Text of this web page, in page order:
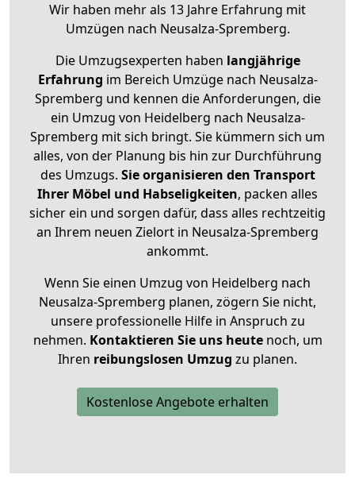
Wir haben mehr als 13 Jahre Erfahrung mit
Umzügen nach Neusalza-Spremberg.
Die Umzugsexperten haben langjährige
Erfahrung im Bereich Umzüge nach Neusalza-
Spremberg und kennen die Anforderungen, die
ein Umzug von Heidelberg nach Neusalza-
Spremberg mit sich bringt. Sie kümmern sich um
alles, von der Planung bis hin zur Durchführung
des Umzugs. Sie organisieren den Transport
Ihrer Möbel und Habseligkeiten, packen alles
sicher ein und sorgen dafür, dass alles rechtzeitig
an Ihrem neuen Zielort in Neusalza-Spremberg
ankommt.
Wenn Sie einen Umzug von Heidelberg nach
Neusalza-Spremberg planen, zögern Sie nicht,
unsere professionelle Hilfe in Anspruch zu
nehmen. Kontaktieren Sie uns heutenoch, um
Ihren reibungslosen Umzug zu planen.
Kostenlose Angebote erhalten